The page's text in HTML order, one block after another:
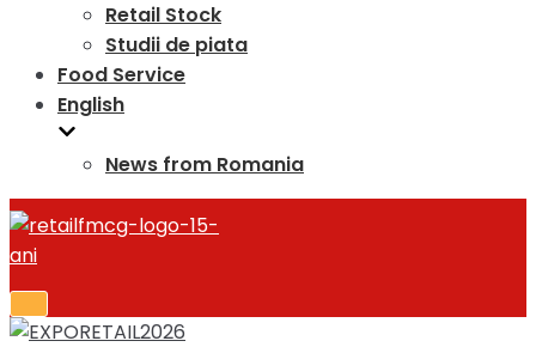
Retail Stock
Studii de piata
Food Service
English
News from Romania
Toggle
Navigation